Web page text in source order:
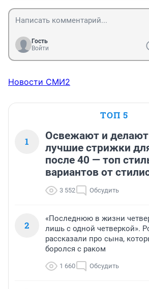
Гость
Войти
Новости СМИ2
ТОП 5
1
Освежают и
лучшие стрижки
после 40 — топ
вариантов от
3 552 Обсудить
2
«Последнюю в жизни
лишь с одной четверкой».
рассказали про сына,
боролся с раком
1 660 Обсудить